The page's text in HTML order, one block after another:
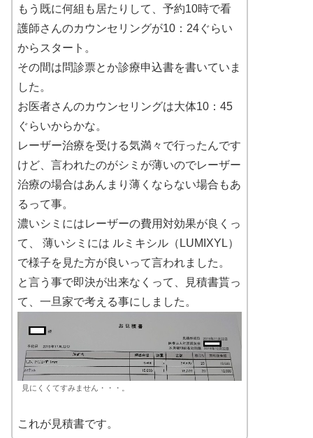
もう既に何組も居たりして、予約10時で看
護師さんのカウンセリングが10：24ぐらい
からスタート。
その間は問診票とか診療申込書を書いていま
した。
お医者さんのカウンセリングは大体10：45
ぐらいからかな。
レーザー治療を受ける気満々で行ったんです
けど、言われたのがシミが薄いのでレーザー
治療の場合はあんまり薄くならない場合もあ
るって事。
濃いシミにはレーザーの費用対効果が良くっ
て、 薄いシミには ルミキシル（LUMIXYL）
で様子を見た方が良いって言われました。
と言う事で即決が出来なくって、見積書貰っ
て、一旦家で考える事にしました。
見にくくてすみません・・・。
これが見積書です。